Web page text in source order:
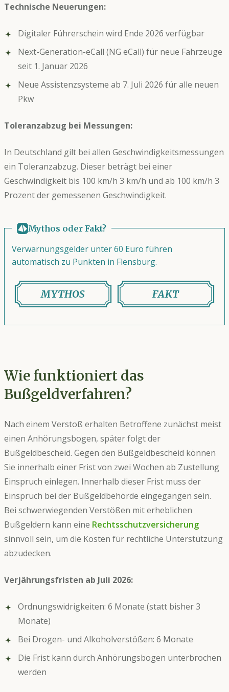
Technische Neuerungen:
Digitaler Führerschein wird Ende 2026 verfügbar
Next-Generation-eCall (NG eCall) für neue Fahrzeuge
seit 1. Januar 2026
Neue Assistenzsysteme ab 7. Juli 2026 für alle neuen
Pkw
Toleranzabzug bei Messungen:
In Deutschland gilt bei allen Geschwindigkeitsmessungen
ein Toleranzabzug. Dieser beträgt bei einer
Geschwindigkeit bis 100 km/h 3 km/h und ab 100 km/h 3
Prozent der gemessenen Geschwindigkeit.
Mythos oder Fakt?
Verwarnungsgelder unter 60 Euro führen
automatisch zu Punkten in Flensburg.
MYTHOS FAKT
Wie funktioniert das
Bußgeldverfahren?
Nach einem Verstoß erhalten Betroffene zunächst meist
einen Anhörungsbogen, später folgt der
Bußgeldbescheid. Gegen den Bußgeldbescheid können
Sie innerhalb einer Frist von zwei Wochen ab Zustellung
Einspruch einlegen. Innerhalb dieser Frist muss der
Einspruch bei der Bußgeldbehörde eingegangen sein.
Bei schwerwiegenden Verstößen mit erheblichen
Bußgeldern kann eine Rechtsschutzversicherung
sinnvoll sein, um die Kosten für rechtliche Unterstützung
abzudecken.
Verjährungsfristen ab Juli 2026:
Ordnungswidrigkeiten: 6 Monate (statt bisher 3
Monate)
Bei Drogen- und Alkoholverstößen: 6 Monate
Die Frist kann durch Anhörungsbogen unterbrochen
werden